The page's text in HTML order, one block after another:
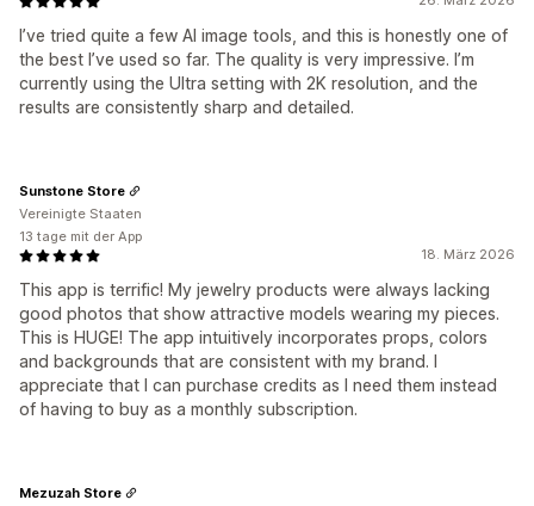
I’ve tried quite a few AI image tools, and this is honestly one of
the best I’ve used so far. The quality is very impressive. I’m
currently using the Ultra setting with 2K resolution, and the
results are consistently sharp and detailed.
18. März 2026
This app is terrific! My jewelry products were always lacking
good photos that show attractive models wearing my pieces.
This is HUGE! The app intuitively incorporates props, colors
and backgrounds that are consistent with my brand. I
appreciate that I can purchase credits as I need them instead
of having to buy as a monthly subscription.
Sunstone Store
Vereinigte Staaten
13 tage mit der App
Mezuzah Store